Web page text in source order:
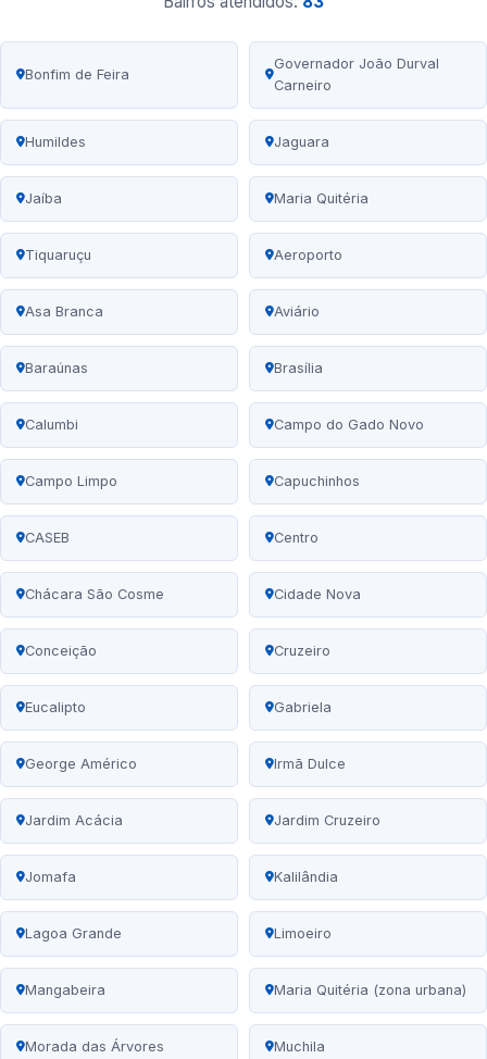
Bonfim de Feira
Governador João Durval
Carneiro
Humildes Jaguara
Jaíba Maria Quitéria
Tiquaruçu Aeroporto
Asa Branca Aviário
Baraúnas Brasília
Calumbi Campo do Gado Novo
Campo Limpo Capuchinhos
CASEB Centro
Chácara São Cosme Cidade Nova
Conceição Cruzeiro
Eucalipto Gabriela
George Américo Irmã Dulce
Jardim Acácia Jardim Cruzeiro
Jomafa Kalilândia
Lagoa Grande Limoeiro
Mangabeira Maria Quitéria (zona urbana)
Morada das Árvores Muchila